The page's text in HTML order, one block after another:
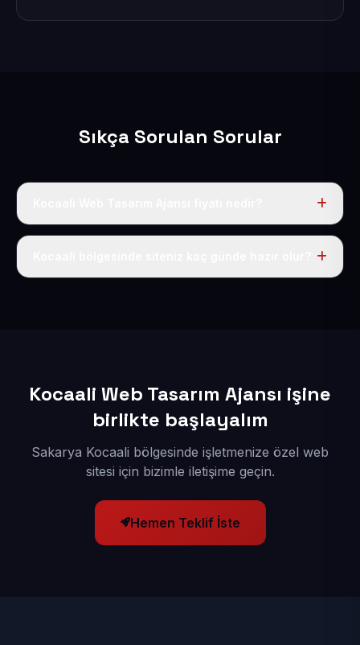
Sıkça Sorulan Sorular
Tek fiyat uygulanır: yıllık 50 USD + KDV. Bu bedele alan
Kocaali Web Tasarım Ajansı işine
birlikte başlayalım
Sakarya Kocaali bölgesinde işletmenize özel web
sitesi için bizimle iletişime geçin.
Hemen Teklif İste